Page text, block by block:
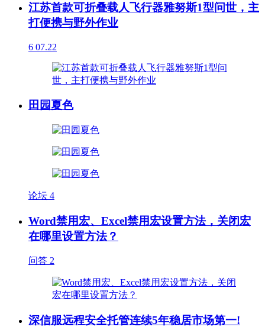
江苏首款可折叠载人飞行器雅努斯1型问世，主
打便携与野外作业
6 07.22
田园夏色
论坛 4
Word禁用宏、Excel禁用宏设置方法，关闭宏
在哪里设置方法？
问答 2
深信服远程安全托管连续5年稳居市场第一!